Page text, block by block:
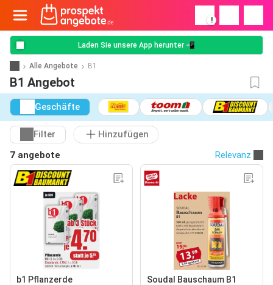
!
Laden Sie unsere App herunter 📲
Alle Angebote B1
B1 Angebot
Geschäfte
Filter
Hinzufügen
7 angebote
Relevanz
b1 Pflanzerde Soudal Bauschaum B1